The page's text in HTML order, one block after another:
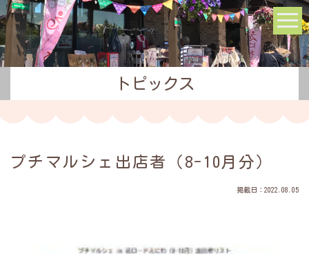
トピックス
プチマルシェ出店者（8-10月分）
掲載日：2022.08.05